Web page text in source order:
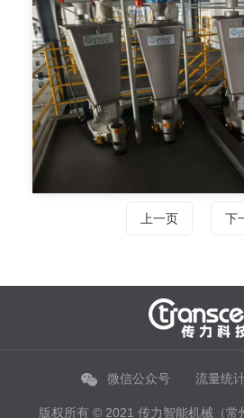
上一页 下
微信公众号 流量统
版权所有 © 2021 传力智能机械（